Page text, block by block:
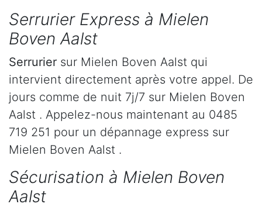
Serrurier Express à Mielen
Boven Aalst
Serrurier sur Mielen Boven Aalst qui
intervient directement après votre appel. De
jours comme de nuit 7j/7 sur Mielen Boven
Aalst . Appelez-nous maintenant au 0485
719 251 pour un dépannage express sur
Mielen Boven Aalst .
Sécurisation à Mielen Boven
Aalst